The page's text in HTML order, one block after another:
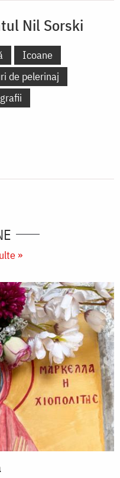
Nil Sorski
Icoane
de pelerinaj
»